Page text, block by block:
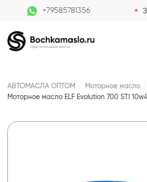
+79585781356
АВТОМАСЛА ОПТОМ
Моторное масло
Моторное масло ELF Evolution 700 STI